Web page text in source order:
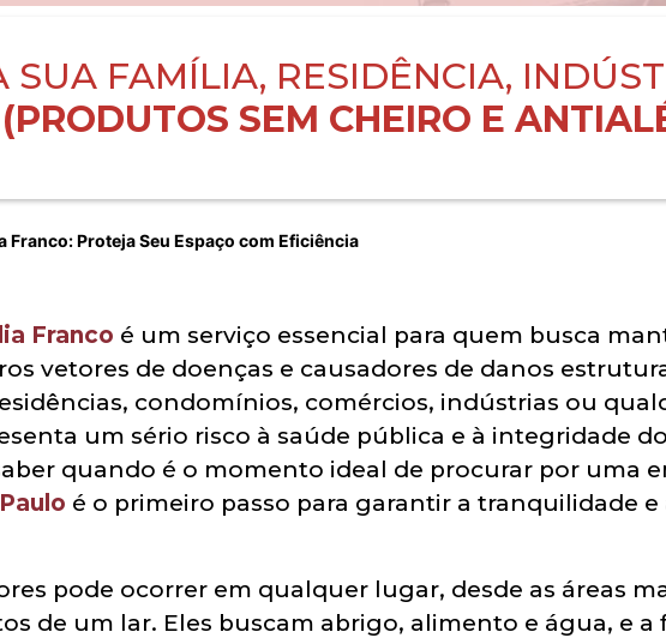
SUA FAMÍLIA, RESIDÊNCIA,
(PRODUTOS SEM CHEIRO E
Franco: Proteja Seu Espaço com Eficiência
Franco é um serviço essencial para quem busca
vetores de doenças e causadores de danos
condomínios, comércios, indústrias ou
um sério risco à saúde pública e à integridade
quando é o momento ideal de procurar por uma
é o primeiro passo para garantir a tranquilidade
pode ocorrer em qualquer lugar, desde as áreas
de um lar. Eles buscam abrigo, alimento e água, e